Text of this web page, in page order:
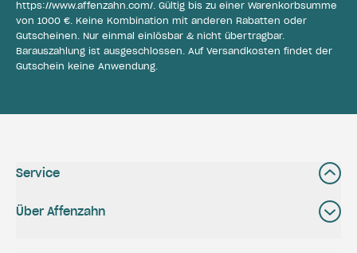
https://www.affenzahn.com/. Gültig bis zu einer Warenkorbsumme
von 1000 €. Keine Kombination mit anderen Rabatten oder
Gutscheinen. Nur einmal einlösbar & nicht übertragbar.
Barauszahlung ist ausgeschlossen. Auf Versandkosten findet der
Gutschein keine Anwendung.
Service
Über Affenzahn